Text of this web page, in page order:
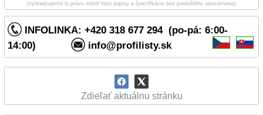
INFOLINKA: +420 318 677 294 (po-pá: 6:00-
14:00)
info@profilisty.sk
Zdieľať aktuálnu stránku
(vyhradzujeme si právo meniť tieto popisy a špecifikácie bez predošlého upozornenia)